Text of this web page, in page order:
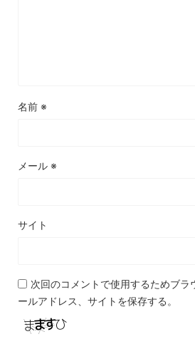
名前 ※
メール ※
サイト
次回のコメントで使用するためブラ
ールアドレス、サイトを保存する。